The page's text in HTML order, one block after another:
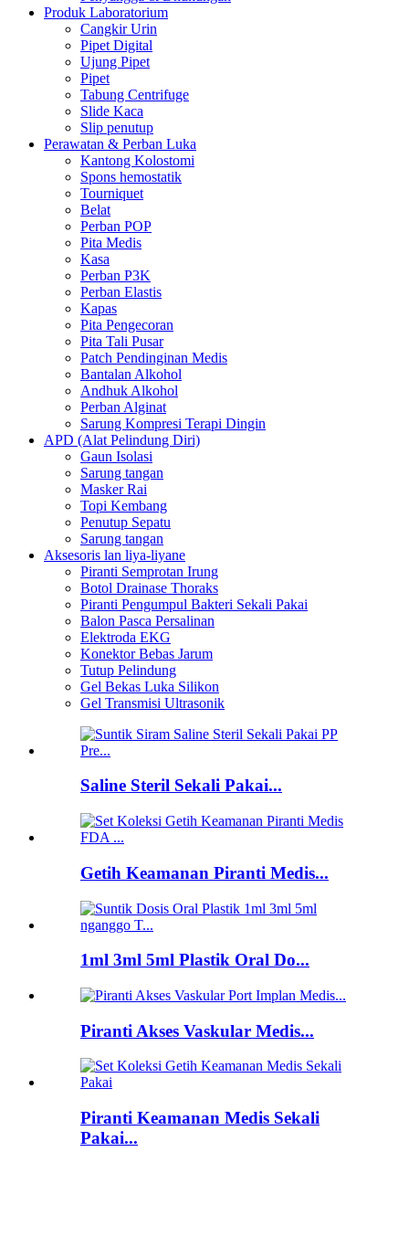
Produk Laboratorium
Cangkir Urin
Pipet Digital
Ujung Pipet
Pipet
Tabung Centrifuge
Slide Kaca
Slip penutup
Perawatan & Perban Luka
Kantong Kolostomi
Spons hemostatik
Tourniquet
Belat
Perban POP
Pita Medis
Kasa
Perban P3K
Perban Elastis
Kapas
Pita Pengecoran
Pita Tali Pusar
Patch Pendinginan Medis
Bantalan Alkohol
Andhuk Alkohol
Perban Alginat
Sarung Kompresi Terapi Dingin
APD (Alat Pelindung Diri)
Gaun Isolasi
Sarung tangan
Masker Rai
Topi Kembang
Penutup Sepatu
Sarung tangan
Aksesoris lan liya-liyane
Piranti Semprotan Irung
Botol Drainase Thoraks
Piranti Pengumpul Bakteri Sekali Pakai
Balon Pasca Persalinan
Elektroda EKG
Konektor Bebas Jarum
Tutup Pelindung
Gel Bekas Luka Silikon
Gel Transmisi Ultrasonik
Saline Steril Sekali Pakai...
Getih Keamanan Piranti Medis...
1ml 3ml 5ml Plastik Oral Do...
Piranti Akses Vaskular Medis...
Piranti Keamanan Medis Sekali
Pakai...